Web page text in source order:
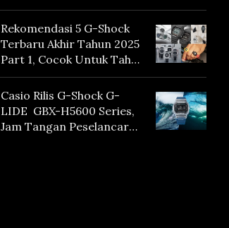
Masa Baterai 10 Tahun
dan Fitur Vibration
Rekomendasi 5 G-Shock
Terbaru Akhir Tahun 2025
Part 1, Cocok Untuk Tahun
Baru!
Casio Rilis G-Shock G-
LIDE GBX-H5600 Series,
Jam Tangan Peselancar